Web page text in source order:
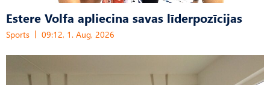
Estere Volfa apliecina savas līderpozīcijas
Sports 09:12, 1. Aug, 2026